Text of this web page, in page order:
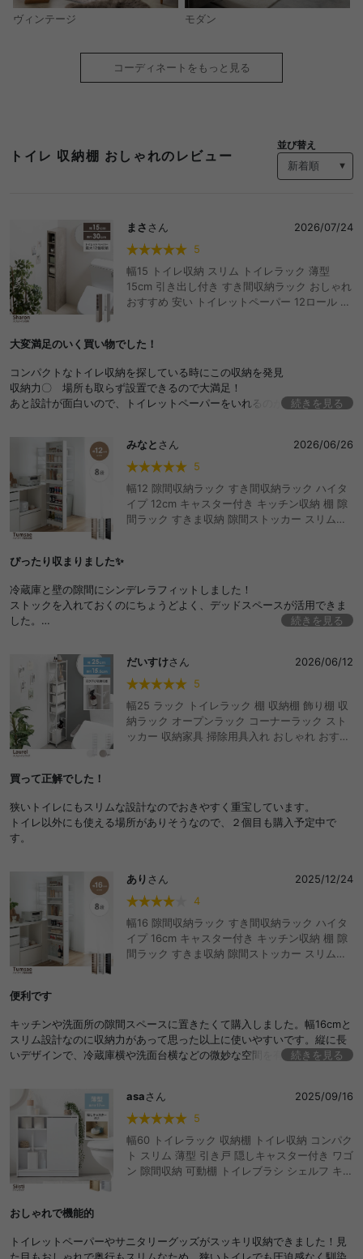
ヴィンテージ モダン
コーディネートをもっと見る
トイレ 収納棚 おしゃれのレビュー
並び替え
まさ さん
2026/07/24
5
幅15 トイレ収納 スリム トイレラック 薄型
15cm 引き出し付き すき間収納ラック おしゃれ
おすすめ 安い トイレットペーパー 12ロール キ
隙間収納ラック 掃除用具入れ 洗面 トイレ用品
大変満足のいく買い物でした！
コンパクトなトイレ収納を探している時にこの収納を発見
収納力〇 場所も取らず設置できるので大満足！
あと設計が面白いので、トイレットペーパーをいれるのが少し楽しみで
続きを見る
みなと さん
2026/06/26
5
幅12 隙間収納ラック すき間収納ラック ハイタ
イプ 12cm キャスター付き キッチン収納 棚 隙
間ラック すきま収納 隙間ストッカー スリムラ
ぴったり収まりました✨
冷蔵庫と壁の隙間にシンデレラフィットしました！
ストックを入れておくのにちょうどよく、デッドスペースが活用できま
した。
続きを見る
だいすけさん
2026/06/12
5
幅25 ラック トイレラック 棚 収納棚 飾り棚 収
納ラック オープンラック コーナーラック スト
ッカー 収納家具 掃除用具入れ おしゃれ おすす
一人暮らし
買って正解でした！
狭いトイレにもスリムな設計なのでおきやすく重宝しています。
トイレ以外にも使える場所がありそうなので、２個目も購入予定中で
す。
あり さん
2025/12/24
4
幅16 隙間収納ラック すき間収納ラック ハイタ
イプ 16cm キャスター付き キッチン収納 棚 隙
間ラック すきま収納 隙間ストッカー スリムラ
便利です
キッチンや洗面所の隙間スペースに置きたくて購入しました。幅16cmと
スリム設計なのに収納力があって思った以上に使いやすいです。縦に長
いデザインで、冷蔵庫横や洗面台横などの微妙な空間を有効活用できま
続きを見る
asaさん
2025/09/16
5
幅60 トイレラック 収納棚 トイレ収納 コンパク
ト スリム 薄型 引き戸 隠しキャスター付き ワゴ
ン 隙間収納 可動棚 トイレブラシ シェルフ キャ
玄関 キッチン すきま収納 トイレ用品 おしゃれ
おしゃれで機能的
トイレットペーパーやサニタリーグッズがスッキリ収納できました！見
た目もおしゃれで奥行もスリムなため、狭いトイレでも圧迫感なく馴染